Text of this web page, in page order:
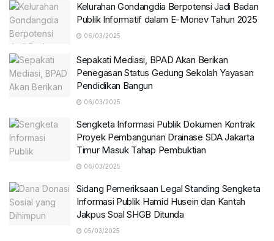
Kelurahan Gondangdia Berpotensi Jadi Badan
Publik Informatif dalam E-Monev Tahun 2025
06/03/2025
Sepakati Mediasi, BPAD Akan Berikan
Penegasan Status Gedung Sekolah Yayasan
Pendidikan Bangun
06/03/2025
Sengketa Informasi Publik Dokumen Kontrak
Proyek Pembangunan Drainase SDA Jakarta
Timur Masuk Tahap Pembuktian
06/03/2025
Sidang Pemeriksaan Legal Standing Sengketa
Informasi Publik Hamid Husein dan Kantah
Jakpus Soal SHGB Ditunda
05/03/2025